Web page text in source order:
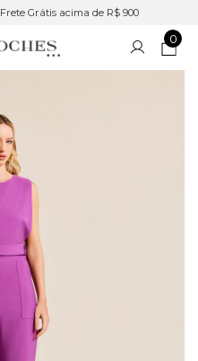
Grátis acima de R$ 900
0